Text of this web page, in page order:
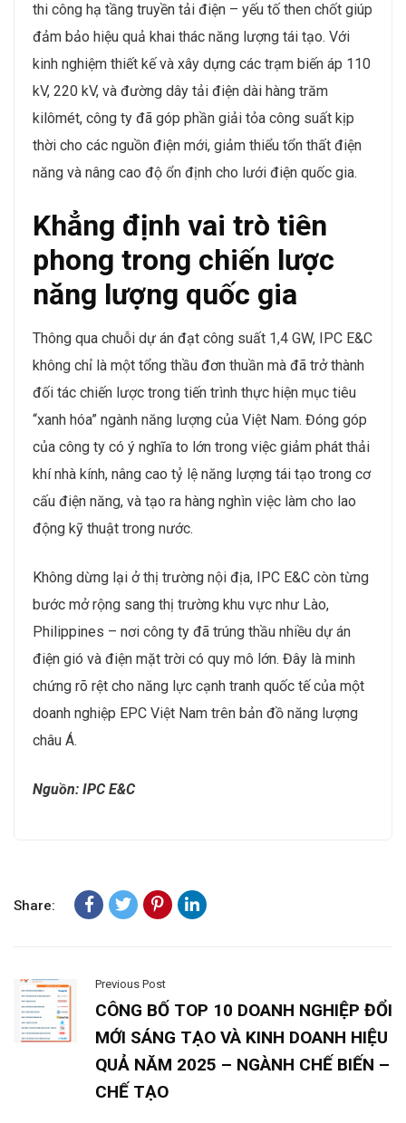
thi công hạ tầng truyền tải điện – yếu tố then chốt giúp
đảm bảo hiệu quả khai thác năng lượng tái tạo. Với
kinh nghiệm thiết kế và xây dựng các trạm biến áp 110
kV, 220 kV, và đường dây tải điện dài hàng trăm
kilômét, công ty đã góp phần giải tỏa công suất kịp
thời cho các nguồn điện mới, giảm thiểu tổn thất điện
năng và nâng cao độ ổn định cho lưới điện quốc gia.
Khẳng định vai trò tiên
phong trong chiến lược
năng lượng quốc gia
Thông qua chuỗi dự án đạt công suất 1,4 GW, IPC E&C
không chỉ là một tổng thầu đơn thuần mà đã trở thành
đối tác chiến lược trong tiến trình thực hiện mục tiêu
“xanh hóa” ngành năng lượng của Việt Nam. Đóng góp
của công ty có ý nghĩa to lớn trong việc giảm phát thải
khí nhà kính, nâng cao tỷ lệ năng lượng tái tạo trong cơ
cấu điện năng, và tạo ra hàng nghìn việc làm cho lao
động kỹ thuật trong nước.
Không dừng lại ở thị trường nội địa, IPC E&C còn từng
bước mở rộng sang thị trường khu vực như Lào,
Philippines – nơi công ty đã trúng thầu nhiều dự án
điện gió và điện mặt trời có quy mô lớn. Đây là minh
chứng rõ rệt cho năng lực cạnh tranh quốc tế của một
doanh nghiệp EPC Việt Nam trên bản đồ năng lượng
châu Á.
Nguồn: IPC E&C
Share:
Previous Post
CÔNG BỐ TOP 10 DOANH NGHIỆP ĐỔI
MỚI SÁNG TẠO VÀ KINH DOANH HIỆU
QUẢ NĂM 2025 – NGÀNH CHẾ BIẾN –
CHẾ TẠO